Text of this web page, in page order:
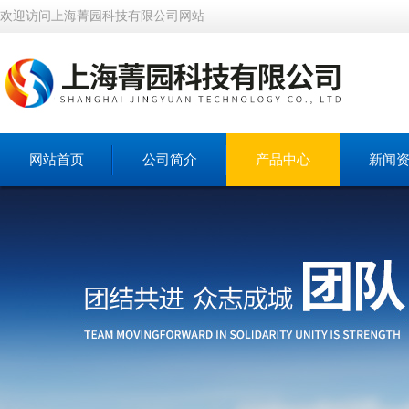
欢迎访问上海菁园科技有限公司网站
网站首页 公司简介 产品中心 新闻